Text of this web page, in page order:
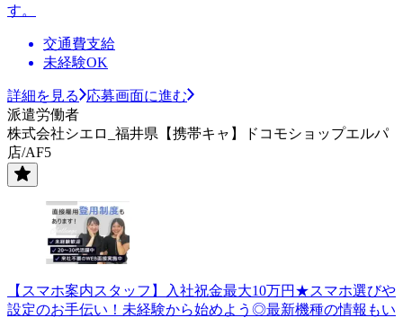
す。
交通費支給
未経験OK
詳細を見る
応募画面に進む
派遣労働者
株式会社シエロ_福井県【携帯キャ】ドコモショップエルパ
店/AF5
【スマホ案内スタッフ】入社祝金最大10万円★スマホ選びや
設定のお手伝い！未経験から始めよう◎最新機種の情報もい